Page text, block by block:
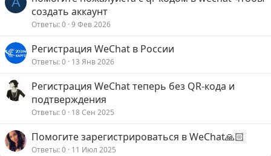
создать аккаунт
Ответы 0 9 Фев 2026
Регистрация WeChat в России
Ответы 0 13 Янв 2026
Регистрация WeChat теперь без QR-кода и
подтверждения
Ответы 0 18 Сен 2025
Помогите зарегистрироваться в WeChat🙏🏻
Ответы 0 11 Июл 2025